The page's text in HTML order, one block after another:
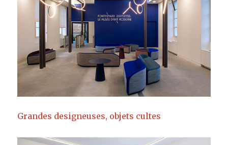
Grandes designeuses, objets cultes